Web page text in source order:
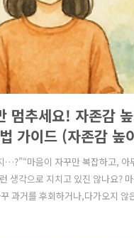
멈추세요! 자존감
가이드 (자존감 높
자존감 향상, 자존
…?”“마음이 자꾸만 복잡하고, 아
생각으로 지치고 있진 않나요?
과거를 후회하거나,다가오지 않
게 됩니다.이런 생각이 반복되면